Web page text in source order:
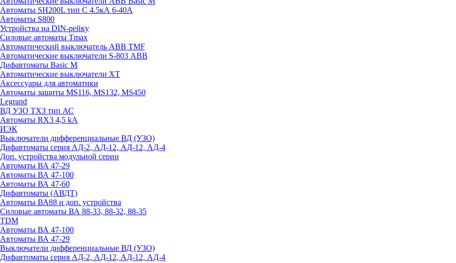
Автоматы SH200L тип С 4.5кА 6-40А
Автоматы S800
Устройства на DIN-рейку
Силовые автоматы Tmax
Автоматический выключатель ABB TMF
Автоматические выключатели S-803 АВВ
Дифавтоматы Basic M
Автоматические выключатели XT
Аксессуары для автоматики
Автоматы защиты MS116, MS132, MS450
Legrand
ВД УЗО TX3 тип АС
Автоматы RX3 4,5 kA
ИЭК
Выключатели дифференциальные ВД (УЗО)
Дифавтоматы серия АД-2, АД-12, АД-12, АД-4
Доп. устройства модульной серии
Автоматы ВА 47-29
Автоматы ВА 47-100
Автоматы ВА 47-60
Дифавтоматы (АВДТ)
Автоматы ВА88 и доп. устройства
Силовые автоматы ВА 88-33, 88-32, 88-35
TDM
Автоматы ВА 47-100
Автоматы ВА 47-29
Выключатели дифференциальные ВД (УЗО)
Дифавтоматы серия АД-2, АД-12, АД-12, АД-4